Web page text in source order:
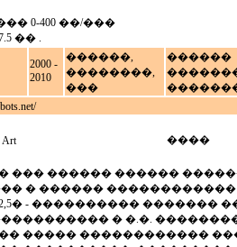
0-400 ��/���
�� .
2000 -
2010
������,
��������,
���
������
����
��� ������ ������
� ������
- ���������� �������
� �.�.
����� ������������